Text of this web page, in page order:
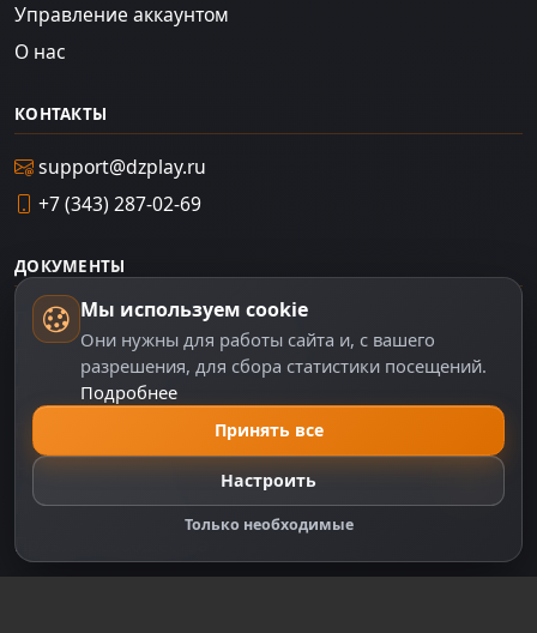
Управление аккаунтом
О нас
КОНТАКТЫ
support@dzplay.ru
+7 (343) 287-02-69
ДОКУМЕНТЫ
Пользовательское соглашение
Политика персональных данных
Правила оплаты
Настройки cookie
Правообладателям
Правила сообщества
Мы используем cookie
Они нужны для работы сайта и, с вашего
разрешения, для сбора статистики посещений.
Подробнее
Принять все
Настроить
Только необходимые